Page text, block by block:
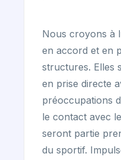
Nous croyons à
en accord et en
structures. Elles
en prise directe
préoccupations
le contact avec
seront partie
du sportif.